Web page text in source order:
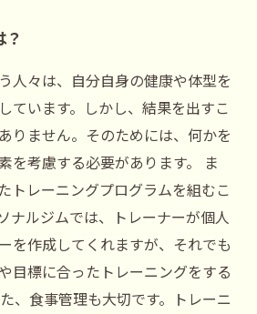
人々は、自分自身の健康や体型を
ています。しかし、結果を出すこ
りません。そのためには、何かを
を考慮する必要があります。 ま
トレーニングプログラムを組むこ
ナルジムでは、トレーナーが個人
を作成してくれますが、それでも
目標に合ったトレーニングをする
、食事管理も大切です。トレーニ